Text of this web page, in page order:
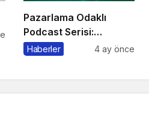
Pazarlama Odaklı
Podcast Serisi:
Pazarlama Sohbetleri
Haberler 4 ay önce